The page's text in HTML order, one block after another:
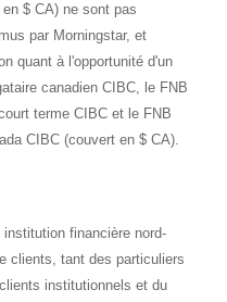
$ CA) ne sont pas
par Morningstar, et
quant à l'opportunité d'un
canadien CIBC, le FNB
terme CIBC et le FNB
CIBC (couvert en $ CA).
financière nord-
clients, tant des particuliers
institutionnels et du